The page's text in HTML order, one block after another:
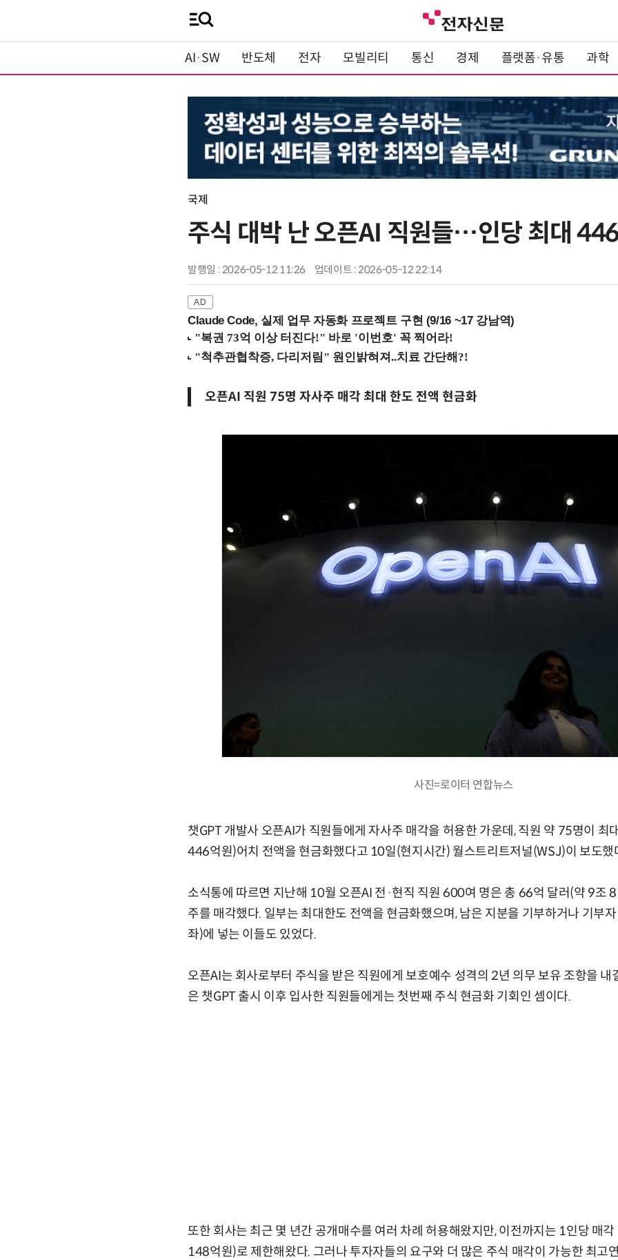
AI·SW 반도체 전자 모빌리티 통신 경제 플랫폼·유통 과학
국제
주식 대박 난 오픈AI 직원들…인당 최대
발행일 : 2026-05-12 11:26 업데이트 : 2026-05-12 22:14
Claude Code, 실제 업무 자동화 프로젝트 구현 (9/16 ~17 강남역)
오픈AI 직원 75명 자사주 매각 최대 한도 전액 현금화
사진=로이터 연합뉴스
챗GPT 개발사 오픈AI가 직원들에게 자사주 매각을 허용한 가운데, 직원 약 75명이
446억원)어치 전액을 현금화했다고 10일(현지시간) 월스트리트저널(WSJ)이 보도했
소식통에 따르면 지난해 10월 오픈AI 전·현직 직원 600여 명은 총 66억 달러(약 9조
주를 매각했다. 일부는 최대한도 전액을 현금화했으며, 남은 지분을 기부하거나 기부자
좌)에 넣는 이들도 있었다.
오픈AI는 회사로부터 주식을 받은 직원에게 보호예수 성격의 2년 의무 보유 조항을 내
은 챗GPT 출시 이후 입사한 직원들에게는 첫번째 주식 현금화 기회인 셈이다.
또한 회사는 최근 몇 년간 공개매수를 여러 차례 허용해왔지만, 이전까지는 1인당 매
148억원)로 제한해왔다. 그러나 투자자들의 요구와 더 많은 주식 매각이 가능한 최고